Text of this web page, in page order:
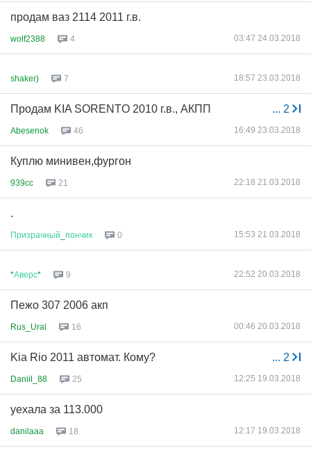
продам ваз 2114 2011 г.в.
wolf2388 4 03:47 24.03.2018
shaker) 7 18:57 23.03.2018
... 2
Продам KIA SORENTO 2010 г.в., АКПП
Abesenok 46 16:49 23.03.2018
Куплю минивен,фургон
939cc 21 22:18 21.03.2018
.
Призрачный пончик 0 15:53 21.03.2018
*Аверс* 9 22:52 20.03.2018
Пежо 307 2006 акп
Rus_Ural 16 00:46 20.03.2018
... 2
Kia Rio 2011 автомат. Кому?
Daniil_88 25 12:25 19.03.2018
уехала за 113.000
danilaaa 18 12:17 19.03.2018